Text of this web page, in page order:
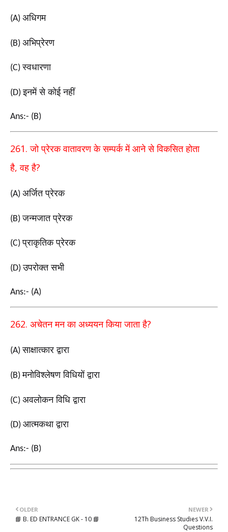
(A) अधिगम
(B) अभिप्रेरण
(C)स्वधारणा
(D)इनमें से कोई नहीं
Ans:- (B)
261.जो प्रेरक वातावरण के सम्पर्क में आने से विकसित होता
है,वह है?
(A) अर्जित प्रेरक
(B)जन्मजात प्रेरक
(C)प्राकृतिक प्रेरक
(D)उपरोक्त सभी
Ans:- (A)
262. अचेतन मन का अध्ययन किया जाता है?
(A)साक्षात्कार द्वारा
(B)मनोविश्लेषण विधियों द्वारा
(C) अवलोकन विधि द्वारा
(D) आत्मकथा द्वारा
Ans:- (B)
NEWER
12Th Business Studies V.V.I.
Questions
OLDER
📘 B. ED ENTRANCE GK - 10 📘